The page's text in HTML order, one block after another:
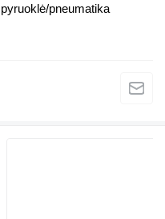
pneumatika